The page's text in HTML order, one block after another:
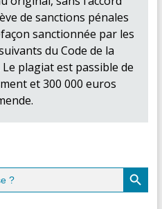
de sanctions pénales
sanctionnée par les
du Code de la
plagiat est passible de
et 300 000 euros
Search Button